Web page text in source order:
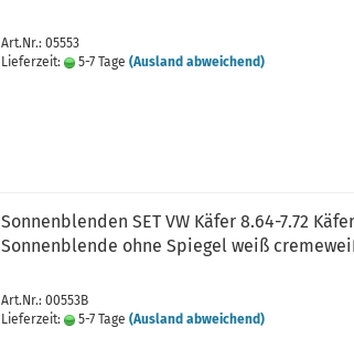
Art.Nr.: 05553
Lieferzeit:
5-7 Tage (Ausland abweichend)
Sonnenblenden SET VW Käfer 8.64-7.72
Sonnenblende ohne Spiegel weiß
Art.Nr.: 00553B
Lieferzeit:
5-7 Tage (Ausland abweichend)